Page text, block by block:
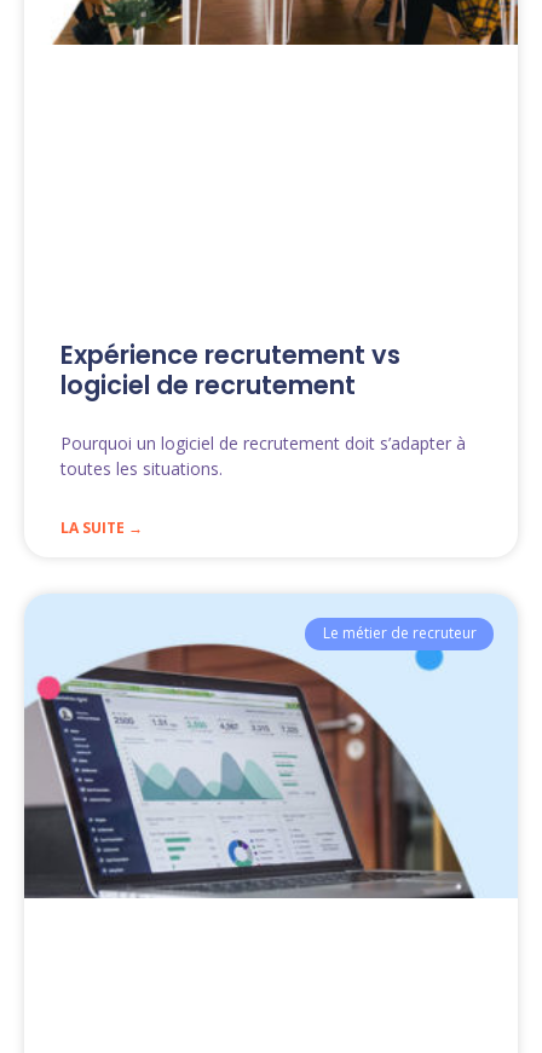
Expérience recrutement vs
logiciel de recrutement
Pourquoi un logiciel de recrutement doit s’adapter à
toutes les situations.
LA SUITE →
Le métier de recruteur